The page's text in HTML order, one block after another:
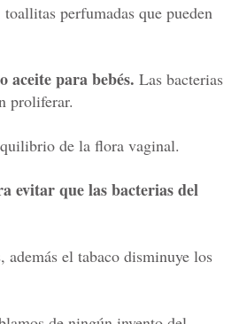
toallitas perfumadas que pueden
aceite para bebés. Las bacterias
proliferar.
de la flora vaginal.
evitar que las bacterias del
el tabaco disminuye los